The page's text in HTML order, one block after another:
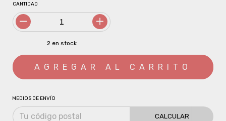
CANTIDAD
2 en stock
MEDIOS DE ENVÍO
CALCULAR